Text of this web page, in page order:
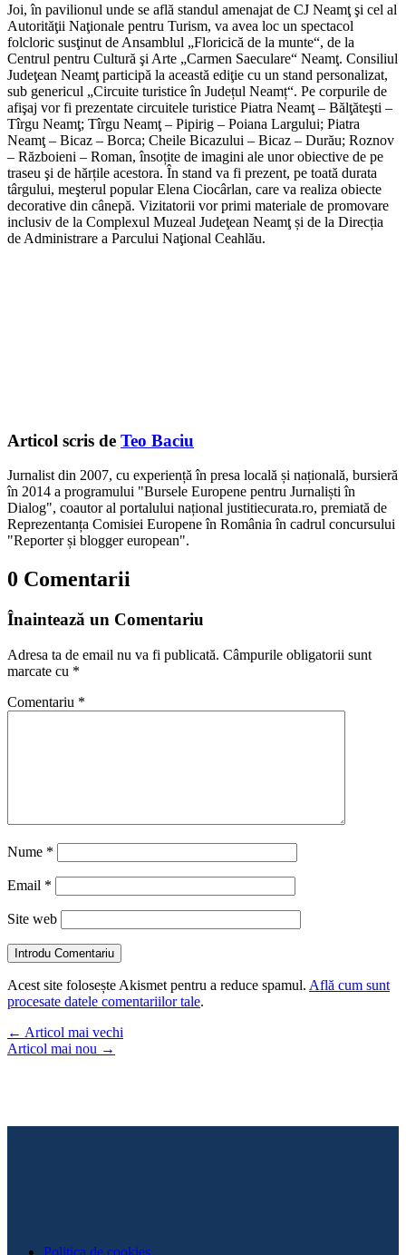
Joi, în pavilionul unde se află standul amenajat de CJ Neamţ şi cel al
Autorităţii Naţionale pentru Turism, va avea loc un spectacol
folcloric susţinut de Ansamblul „Floricică de la munte“, de la
Centrul pentru Cultură şi Arte „Carmen Saeculare“ Neamţ. Consiliul
Judeţean Neamţ participă la această ediţie cu un stand personalizat,
sub genericul „Circuite turistice în Județul Neamț“. Pe corpurile de
afişaj vor fi prezentate circuitele turistice Piatra Neamţ – Bălţăteşti –
Tîrgu Neamţ; Tîrgu Neamţ – Pipirig – Poiana Largului; Piatra
Neamţ – Bicaz – Borca; Cheile Bicazului – Bicaz – Durău; Roznov
– Războieni – Roman, însoțite de imagini ale unor obiective de pe
traseu şi de hărțile acestora. În stand va fi prezent, pe toată durata
târgului, meşterul popular Elena Ciocârlan, care va realiza obiecte
decorative din cânepă. Vizitatorii vor primi materiale de promovare
inclusiv de la Complexul Muzeal Judeţean Neamţ și de la Direcția
de Administrare a Parcului Naţional Ceahlău.
Articol scris de Teo Baciu
Jurnalist din 2007, cu experiență în presa locală și națională, bursieră
în 2014 a programului "Bursele Europene pentru Jurnaliști în
Dialog", coautor al portalului național justitiecurata.ro, premiată de
Reprezentanța Comisiei Europene în România în cadrul concursului
"Reporter și blogger european".
0 Comentarii
Înaintează un Comentariu
Adresa ta de email nu va fi publicată. Câmpurile obligatorii sunt
marcate cu *
Comentariu *
Nume *
Email *
Site web
Introdu Comentariu
Acest site folosește Akismet pentru a reduce spamul. Află cum sunt
procesate datele comentariilor tale.
← Articol mai vechi
Articol mai nou →
Politica de cookies